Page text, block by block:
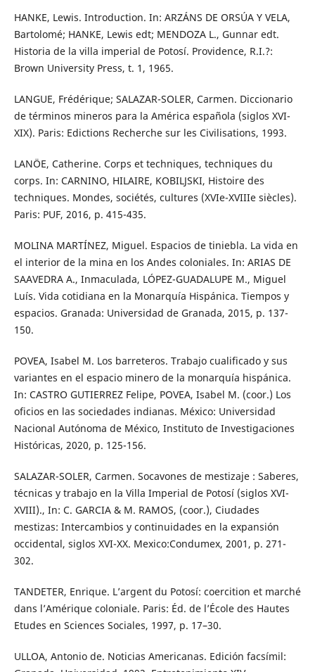
HANKE, Lewis. Introduction. In: ARZÁNS DE ORSÚA Y VELA,
Bartolomé; HANKE, Lewis edt; MENDOZA L., Gunnar edt.
Historia de la villa imperial de Potosí. Providence, R.I.?:
Brown University Press, t. 1, 1965.
LANGUE, Frédérique; SALAZAR-SOLER, Carmen. Diccionario
de términos mineros para la América española (siglos XVI-
XIX). Paris: Edictions Recherche sur les Civilisations, 1993.
LANÖE, Catherine. Corps et techniques, techniques du
corps. In: CARNINO, HILAIRE, KOBILJSKI, Histoire des
techniques. Mondes, sociétés, cultures (XVIe-XVIIIe siècles).
Paris: PUF, 2016, p. 415-435.
MOLINA MARTÍNEZ, Miguel. Espacios de tiniebla. La vida en
el interior de la mina en los Andes coloniales. In: ARIAS DE
SAAVEDRA A., Inmaculada, LÓPEZ-GUADALUPE M., Miguel
Luís. Vida cotidiana en la Monarquía Hispánica. Tiempos y
espacios. Granada: Universidad de Granada, 2015, p. 137-
150.
POVEA, Isabel M. Los barreteros. Trabajo cualificado y sus
variantes en el espacio minero de la monarquía hispánica.
In: CASTRO GUTIERREZ Felipe, POVEA, Isabel M. (coor.) Los
oficios en las sociedades indianas. México: Universidad
Nacional Autónoma de México, Instituto de Investigaciones
Históricas, 2020, p. 125-156.
SALAZAR-SOLER, Carmen. Socavones de mestizaje : Saberes,
técnicas y trabajo en la Villa Imperial de Potosí (siglos XVI-
XVIII)., In: C. GARCIA & M. RAMOS, (coor.), Ciudades
mestizas: Intercambios y continuidades en la expansión
occidental, siglos XVI-XX. Mexico:Condumex, 2001, p. 271-
302.
TANDETER, Enrique. L’argent du Potosí: coercition et marché
dans l’Amérique coloniale. Paris: Éd. de l’École des Hautes
Etudes en Sciences Sociales, 1997, p. 17–30.
ULLOA, Antonio de. Noticias Americanas. Edición facsímil: